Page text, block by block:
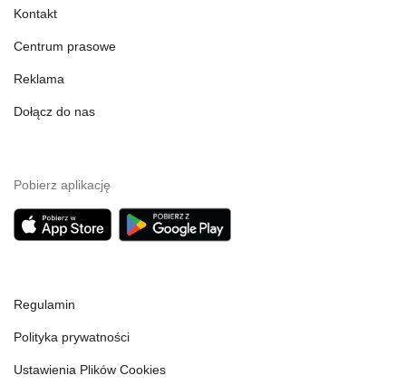
Kontakt
Centrum prasowe
Reklama
Dołącz do nas
Pobierz aplikację
Regulamin
Polityka prywatności
Ustawienia Plików Cookies